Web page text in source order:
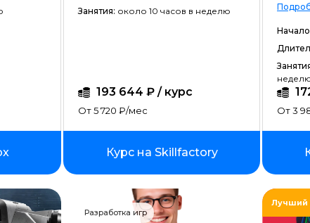
PHP-разработка
QA-тестирование
IOS-разработка
Информационная безопасность
Разработка на C#
Разработка на C++
Занятия: около 10 часов в неделю
193 644 ₽ / курс
От 5 720 ₽/мес
Курс на Skillfactory
От 3
Разработка игр
Лучший